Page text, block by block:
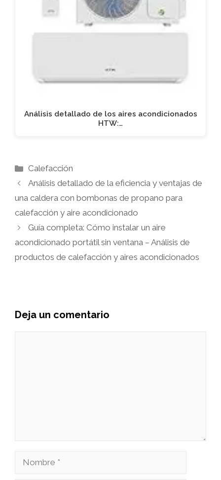
Análisis detallado de los aires acondicionados
HTW:…
Categorías
Calefacción
Análisis detallado de la eficiencia y ventajas de
una caldera con bombonas de propano para
calefacción y aire acondicionado
Guía completa: Cómo instalar un aire
acondicionado portátil sin ventana – Análisis de
productos de calefacción y aires acondicionados
Deja un comentario
Nombre